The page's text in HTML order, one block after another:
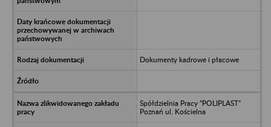
Dokumenty kadrowe i płacowe
Spółdzielnia Pracy ”POLIPLAST”
Poznań ul. Kościelna